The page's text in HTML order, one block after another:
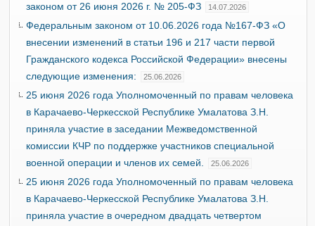
законом от 26 июня 2026 г. № 205-ФЗ
14.07.2026
Федеральным законом от 10.06.2026 года №167-ФЗ «О
внесении изменений в статьи 196 и 217 части первой
Гражданского кодекса Российской Федерации» внесены
следующие изменения:
25.06.2026
25 июня 2026 года Уполномоченный по правам человека
в Карачаево-Черкесской Республике Умалатова З.Н.
приняла участие в заседании Межведомственной
комиссии КЧР по поддержке участников специальной
военной операции и членов их семей.
25.06.2026
25 июня 2026 года Уполномоченный по правам человека
в Карачаево-Черкесской Республике Умалатова З.Н.
приняла участие в очередном двадцать четвертом